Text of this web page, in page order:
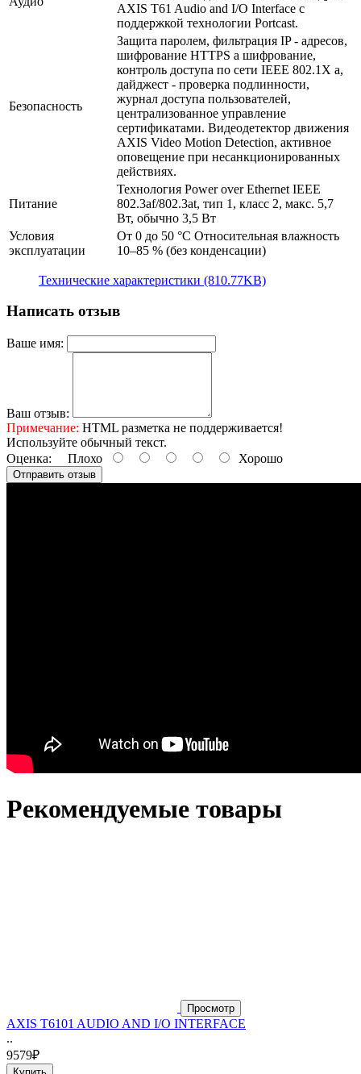
AXIS T61 Audio and I/O Interface с
поддержкой технологии Portcast.
Безопасность
Защита паролем, фильтрация IP - адресов,
шифрование HTTPS a шифрование,
контроль доступа по сети IEEE 802.1X a,
дайджест - проверка подлинности,
журнал доступа пользователей,
централизованное управление
сертификатами. Видеодетектор движения
AXIS Video Motion Detection, активное
оповещение при несанкционированных
действиях.
Питание
Технология Power over Ethernet IEEE
802.3af/802.3at, тип 1, класс 2, макс. 5,7
Вт, обычно 3,5 Вт
Условия
эксплуатации
От 0 до 50 °C Относительная влажность
10–85 % (без конденсации)
Технические характеристики (810.77KB)
Написать отзыв
Ваше имя:
Ваш отзыв:
Примечание: HTML разметка не поддерживается!
Используйте обычный текст.
Оценка: Плохо Хорошо
Отправить отзыв
Рекомендуемые товары
Просмотр
AXIS T6101 AUDIO AND I/O INTERFACE
..
9579₽